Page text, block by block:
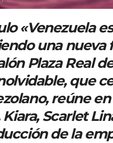
«Venezuela
una nueva
Plaza Real
que
reúne
Scarlet
de la